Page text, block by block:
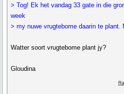
> Tog! Ek het vandag 33 gate in die
week
> my nuwe vrugtebome daarin te plant.
Watter soort vrugtebome plant jy?
Gloudina